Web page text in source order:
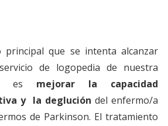
principal que se intenta alcanzar
de logopedia de nuestra
es mejorar la capacidad
y la deglución del enfermo/a
de Parkinson. El tratamiento